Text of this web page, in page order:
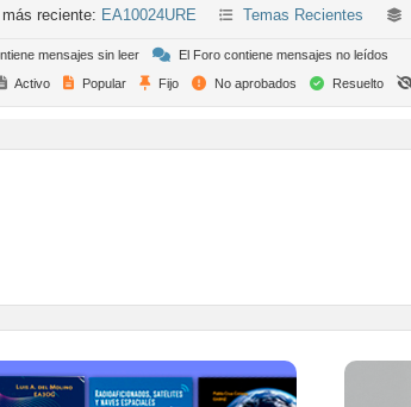
reciente: EA10024URE Temas Recientes
mensajes sin leer
El Foro contiene mensajes no leídos
Activo Popular Fijo No aprobados Resuelto